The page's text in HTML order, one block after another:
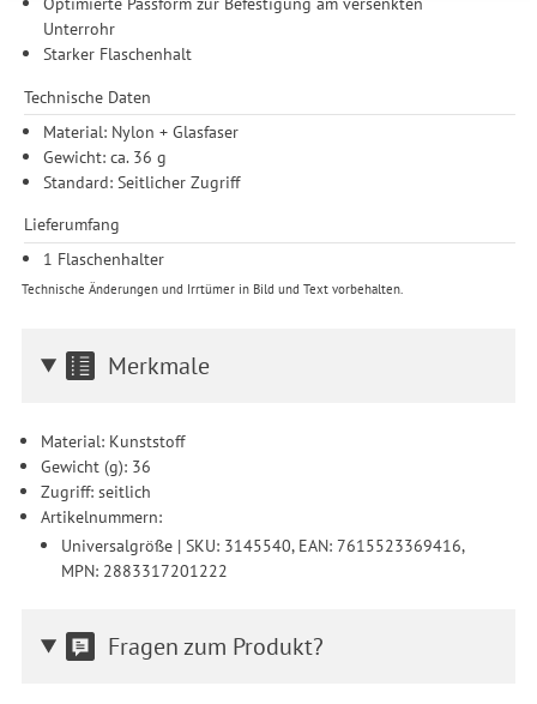
Zwecke der Einbindung von Streaming-Inhalten und der
Durchführung von statistischer Analyse, Reichweitenmessungen,
Informationen zu den einzelnen Funktionen, den Drittanbietern
und der Speicherdauer finden Sie unter Einstellungen. Diese
Einwilligung ist freiwillig, für die Nutzung unserer Website nicht
erforderlich und gilt, bis sie widerrufen wird. Sie können Ihre
Einwilligung unter Einstellungen lediglich für bestimmte
Drittanbieter erteilen und jederzeit für die Zukunft widerrufen.
Unterrohr
Starker Flaschenhalt
Technische Daten
Material: Nylon + Glasfaser
Gewicht: ca. 36 g
Standard: Seitlicher Zugriff
Lieferumfang
1 Flaschenhalter
Technische Änderungen und Irrtümer in Bild und Text vorbehalten.
Merkmale
Material: Kunststoff
Gewicht (g): 36
Zugriff: seitlich
Artikelnummern:
Universalgröße | SKU: 3145540, EAN: 7615523369416,
MPN: 2883317201222
Fragen zum Produkt?